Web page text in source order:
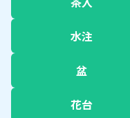
水注
盆
花台